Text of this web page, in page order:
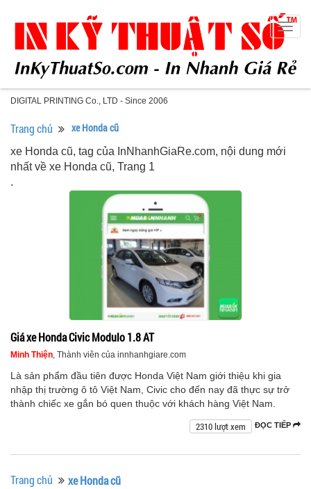
DIGITAL PRINTING Co., LTD - Since 2006
Trang chủ xe Honda cũ
xe Honda cũ, tag của InNhanhGiaRe.com, nội dung mới
nhất về xe Honda cũ, Trang 1
.
Giá xe Honda Civic Modulo 1.8 AT
Minh Thiện, Thành viên của innhanhgiare.com
Là sản phẩm đầu tiên được Honda Việt Nam giới thiệu khi gia
nhập thị trường ô tô Việt Nam, Civic cho đến nay đã thực sự trở
thành chiếc xe gắn bó quen thuộc với khách hàng Việt Nam.
ĐỌC TIẾP
2310 lượt xem
Trang chủ xe Honda cũ